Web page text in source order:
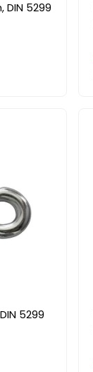
DIN 5299
5299